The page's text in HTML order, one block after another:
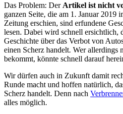
Das Problem: Der Artikel ist nicht
ganzen Seite, die am 1. Januar 2019
Zeitung erschien, sind erfundene
lesen. Dabei wird schnell ersichtlich,
Geschichte über das Verbot von
einen Scherz handelt. Wer allerdings
bekommt, könnte schnell darauf
Wir dürfen auch in Zukunft damit
Runde macht und hoffen natürlich,
Scherz handelt. Denn nach
alles möglich.